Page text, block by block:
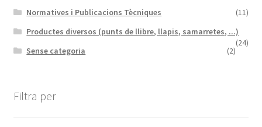
Normatives i Publicacions Tècniques
(11)
Productes diversos (punts de llibre, llapis, samarretes, ...)
(24)
Sense categoria (2)
Filtra per